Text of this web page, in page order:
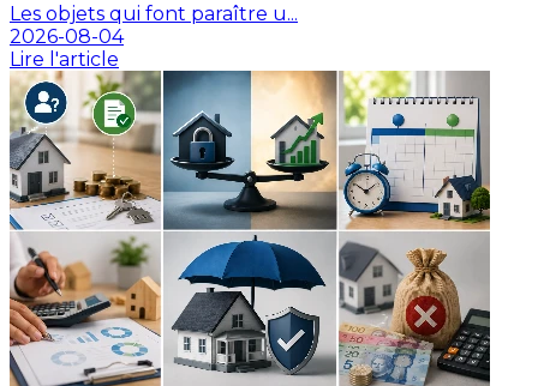
Les objets qui font paraître u...
2026-08-04
Lire l'article